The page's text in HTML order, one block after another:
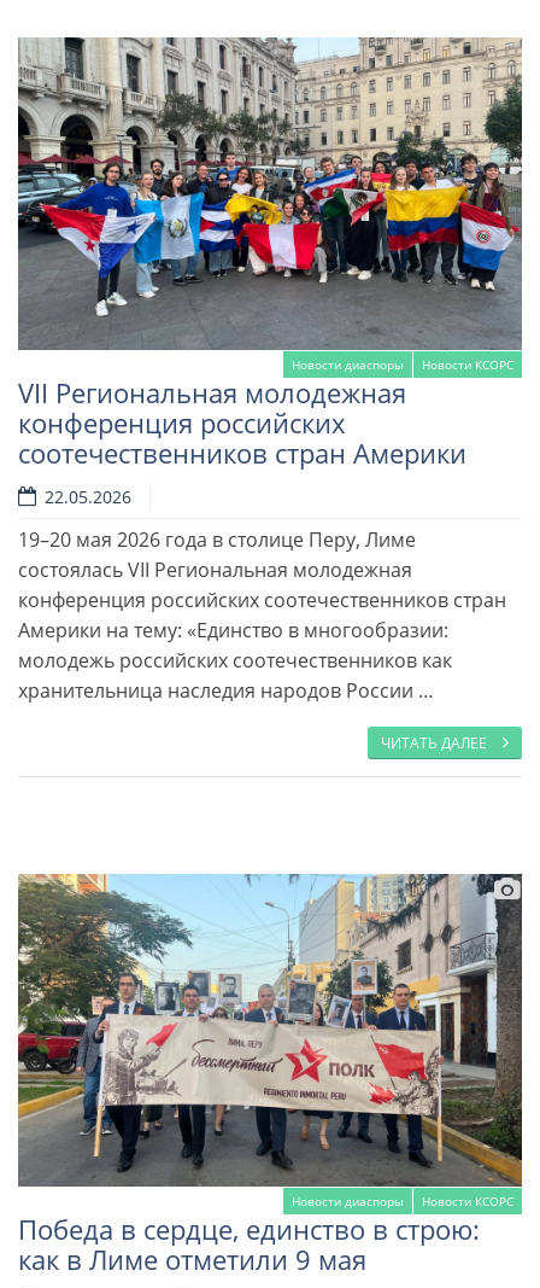
Новости диаспоры Новости КСОРС
Читать далее
VII Региональная молодежная
конференция российских
соотечественников стран Америки
22.05.2026
19–20 мая 2026 года в столице Перу, Лиме
состоялась VII Региональная молодежная
конференция российских соотечественников стран
Америки на тему: «Единство в многообразии:
молодежь российских соотечественников как
хранительница наследия народов России …
ЧИТАТЬ ДАЛЕЕ
Новости диаспоры Новости КСОРС
Победа в сердце, единство в строю:
как в Лиме отметили 9 мая